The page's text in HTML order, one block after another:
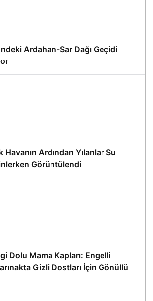
Ardahan-Sar Dağı Geçidi
Havanın Ardından Yılanlar Su
Görüntülendi
Dolu Mama Kapları: Engelli
Gizli Dostları İçin Gönüllü